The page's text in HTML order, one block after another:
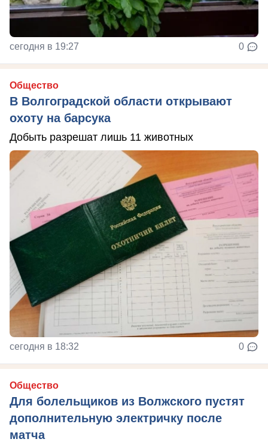
сегодня в 19:27 0
Общество
В Волгоградской области открывают
охоту на барсука
Добыть разрешат лишь 11 животных
сегодня в 18:32 0
Общество
Для болельщиков из Волжского пустят
дополнительную электричку после
матча